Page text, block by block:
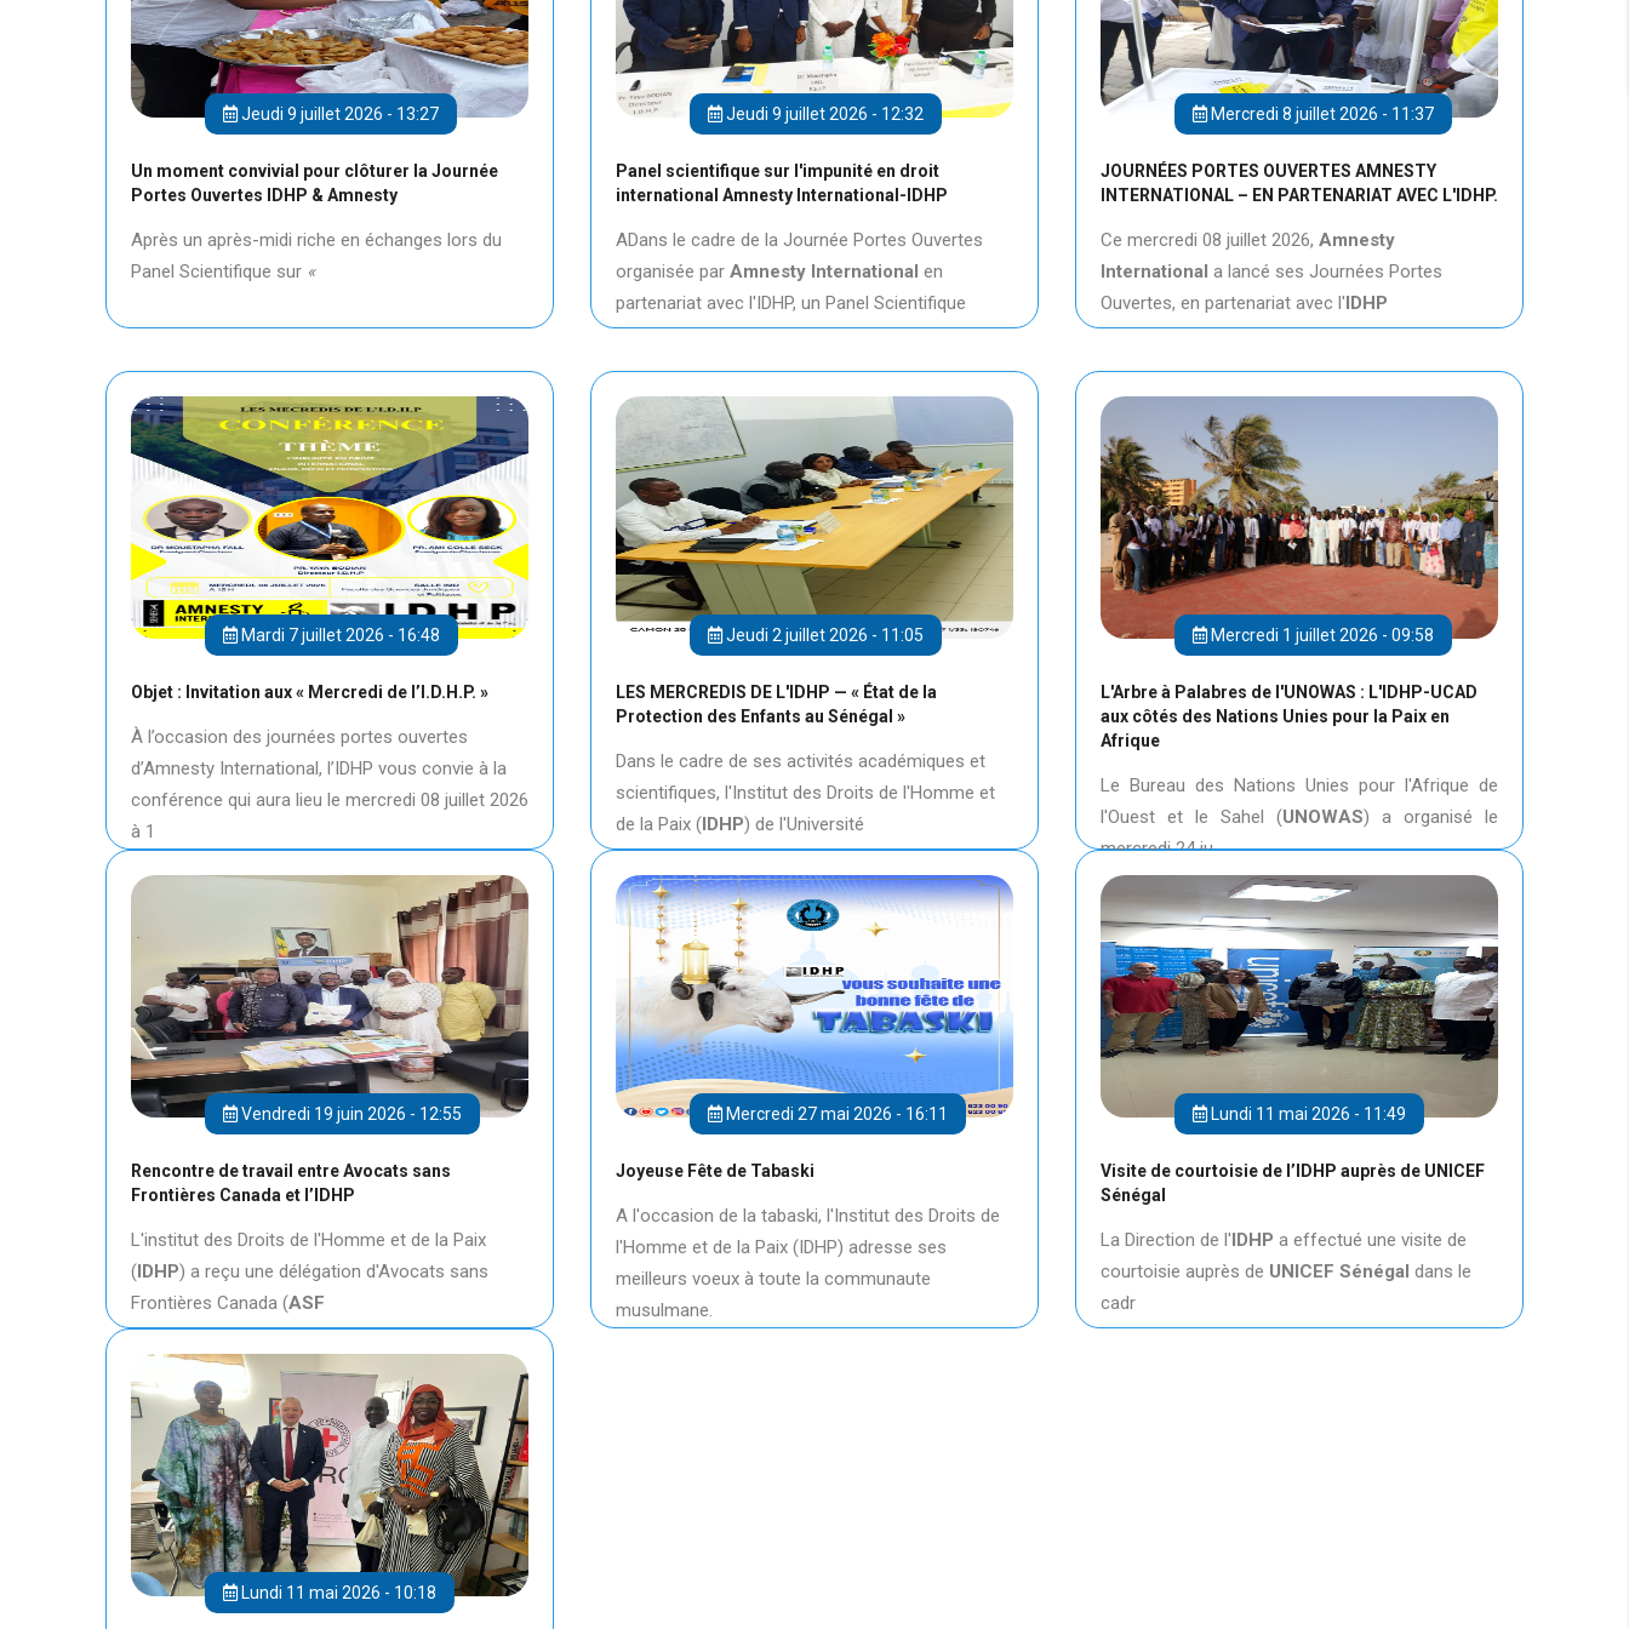
Jeudi 9 juillet 2026 - 13:27
Un moment convivial pour clôturer la Journée
Portes Ouvertes IDHP & Amnesty
Après un après-midi riche en échanges lors du
Panel Scientifique sur «
Jeudi 9 juillet 2026 - 12:32
Panel scientifique sur l'impunité en droit
international Amnesty International-IDHP
ADans le cadre de la Journée Portes Ouvertes
organisée par Amnesty International en
partenariat avec l'IDHP, un Panel Scientifique
Mercredi 8 juillet 2026 - 11:37
JOURNÉES PORTES OUVERTES AMNESTY
INTERNATIONAL – EN PARTENARIAT AVEC L'IDHP.
Ce mercredi 08 juillet 2026, Amnesty
International a lancé ses Journées Portes
Ouvertes, en partenariat avec l'IDHP
Mardi 7 juillet 2026 - 16:48
Objet : Invitation aux « Mercredi de l’I.D.H.P. »
À l’occasion des journées portes ouvertes
d’Amnesty International, l’IDHP vous convie à la
conférence qui aura lieu le mercredi 08 juillet 2026
à 1
Jeudi 2 juillet 2026 - 11:05
LES MERCREDIS DE L'IDHP — « État de la
Protection des Enfants au Sénégal »
Dans le cadre de ses activités académiques et
scientifiques, l'Institut des Droits de l'Homme et
de la Paix (IDHP) de l'Université
Mercredi 1 juillet 2026 - 09:58
L'Arbre à Palabres de l'UNOWAS : L'IDHP-UCAD
aux côtés des Nations Unies pour la Paix en
Afrique
Le Bureau des Nations Unies pour l'Afrique de
l'Ouest et le Sahel (UNOWAS) a organisé le
mercredi 24 ju
Vendredi 19 juin 2026 - 12:55
Rencontre de travail entre Avocats sans
Frontières Canada et l’IDHP
L'institut des Droits de l'Homme et de la Paix
(IDHP) a reçu une délégation d'Avocats sans
Frontières Canada (ASF
Mercredi 27 mai 2026 - 16:11
Joyeuse Fête de Tabaski
A l'occasion de la tabaski, l'Institut des Droits de
l'Homme et de la Paix (IDHP) adresse ses
meilleurs voeux à toute la communaute
musulmane.
Lundi 11 mai 2026 - 11:49
Visite de courtoisie de l’IDHP auprès de UNICEF
Sénégal
La Direction de l'IDHP a effectué une visite de
courtoisie auprès de UNICEF Sénégal dans le
cadr
Lundi 11 mai 2026 - 10:18